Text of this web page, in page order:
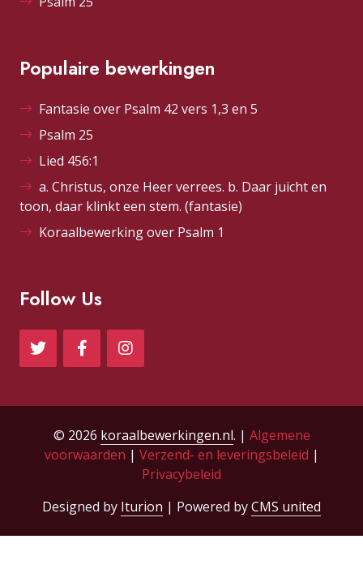
Populaire bewerkingen
Fantasie over Psalm 42 vers 1,3 en 5
Psalm 25
Lied 456:1
a. Christus, onze Heer verrees. b. Daar juicht en
toon, daar klinkt een stem. (fantasie)
Koraalbewerking over Psalm 1
Follow Us
© 2026 koraalbewerkingen.nl. | Algemene
voorwaarden | Verzend- en leveringsbeleid |
Privacybeleid
Designed by Iturion | Powered byCMS united